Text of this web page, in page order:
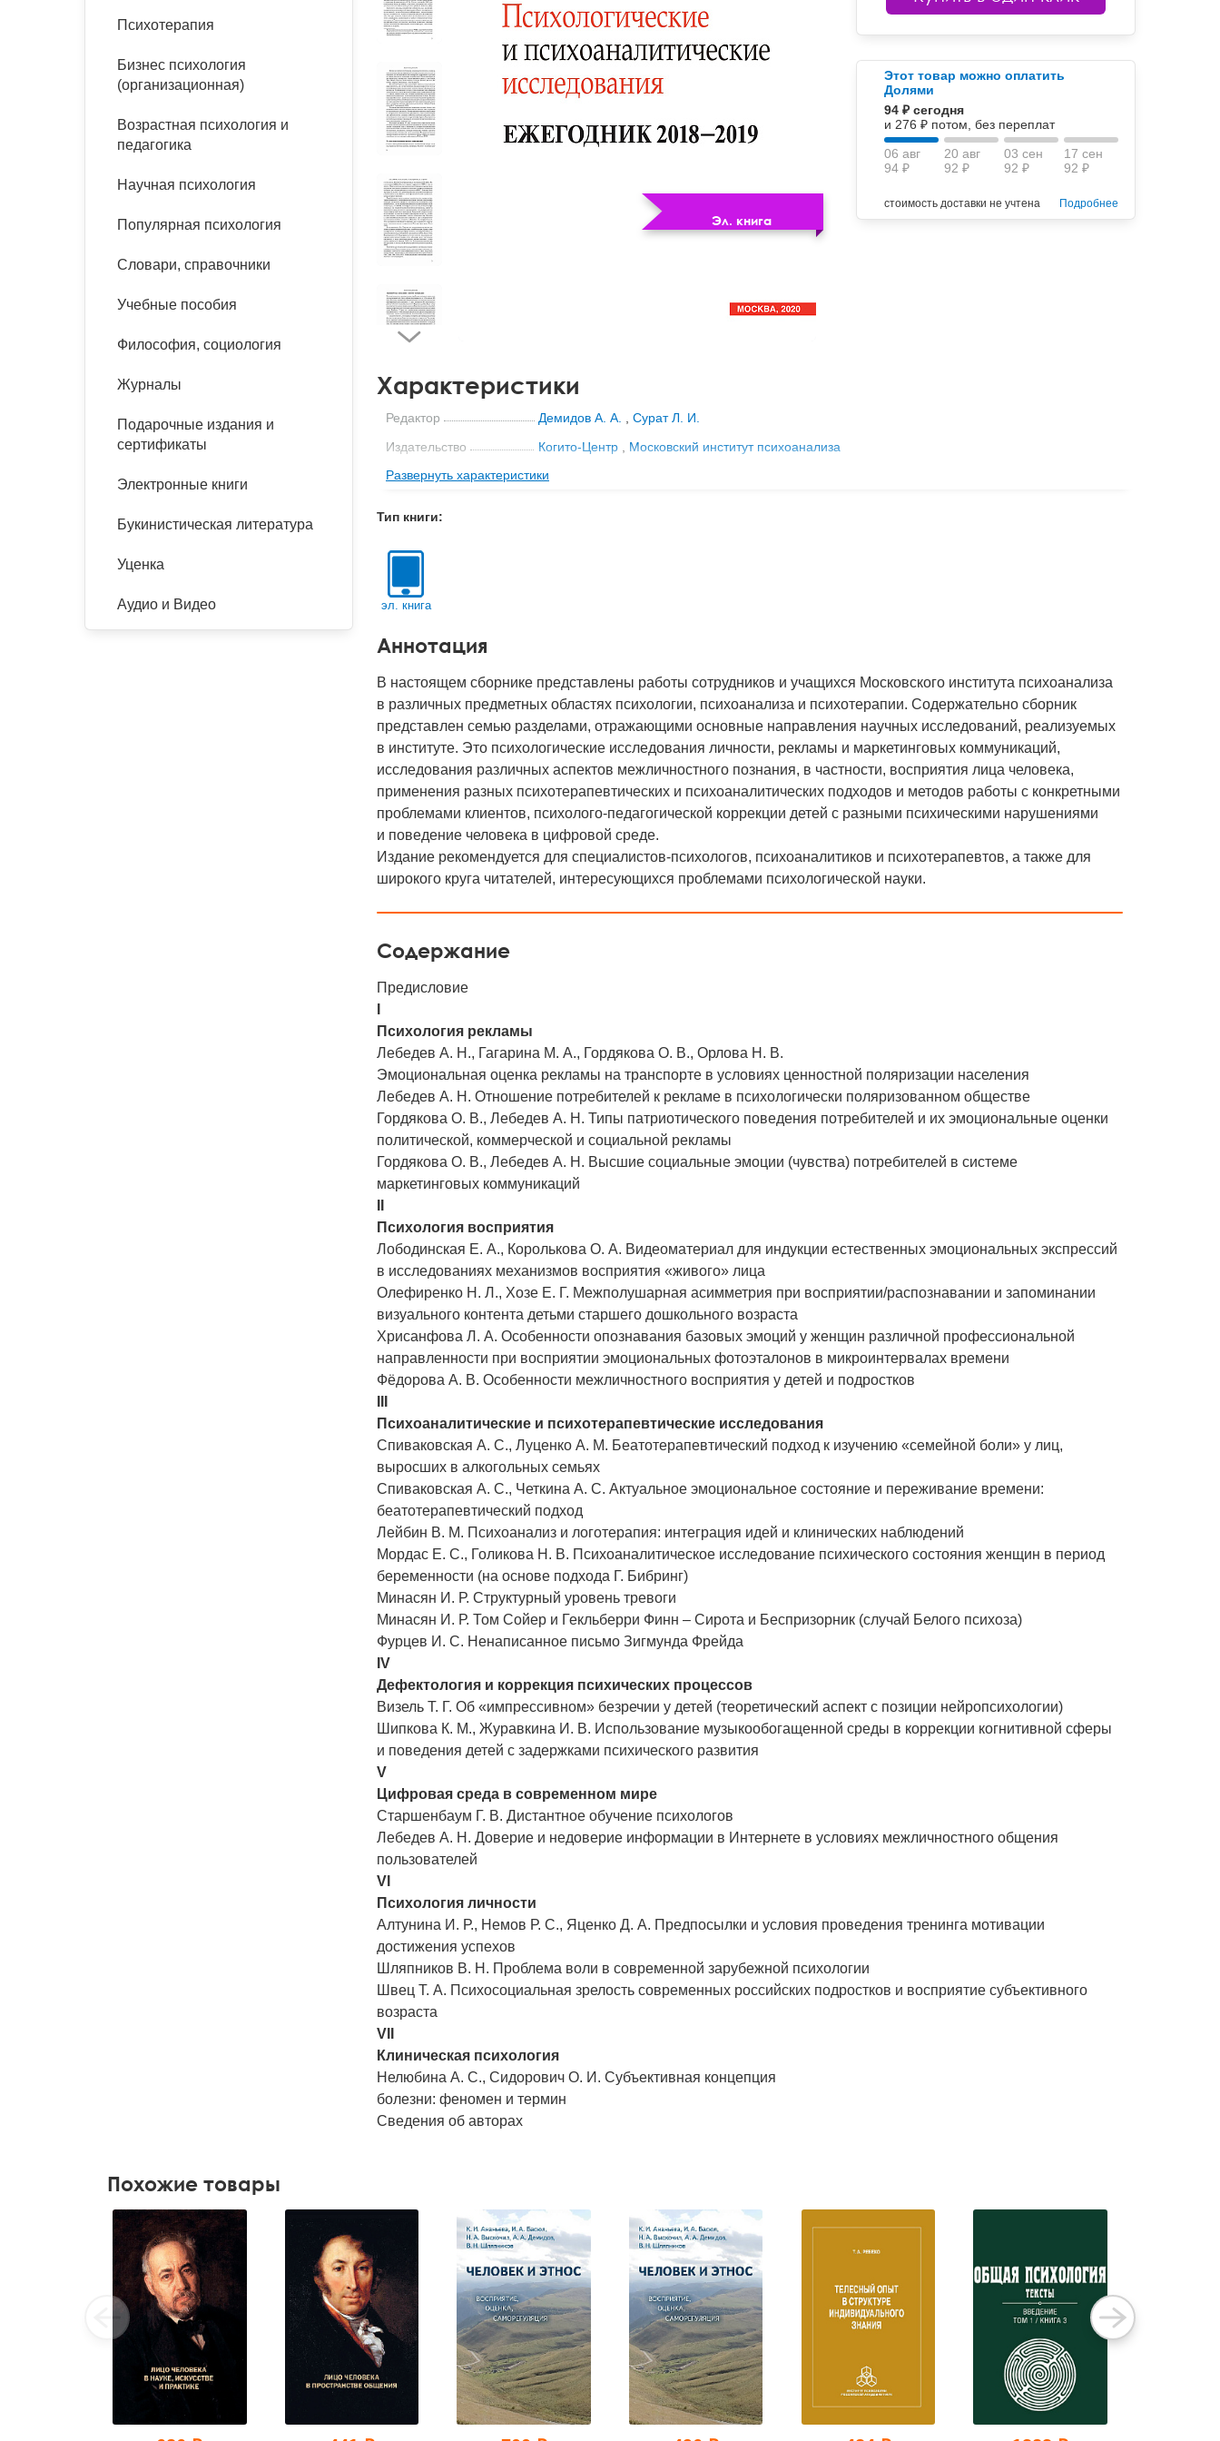
Расстройства пищевого
Тревожные расстройства,
Песочная терапия
Психодрама
Сказкотерапия
Другие направления
психотерапии
Классический, эриксоновский
Психология труда и
Психофизиология
Социальная психология
Социальная и
Учебная литература
Классический и юнгианский
Эл. книга
Этот товар можно оплатить
Долями
94 ₽ сегодня
и 276 ₽ потом, без переплат
06 авг
94 ₽
20 авг
92 ₽
03 сен
92 ₽
17 сен
92 ₽
стоимость доставки не учтена Подробнее
Характеристики
Редактор Демидов А. А. ,Сурат Л. И.
Издательство
Когито-Центр
Московский институт психоанализа
Кол-во стр
321
Развернуть характеристики
Тип книги:
эл. книга
Аннотация
В настоящем сборнике представлены работы сотрудников и учащихся Московского института психоанализа
в различных предметных областях психологии, психоанализа и психотерапии. Содержательно сборник
представлен семью разделами, отражающими основные направления научных исследований, реализуемых
в институте. Это психологические исследования личности, рекламы и маркетинговых коммуникаций,
исследования различных аспектов межличностного познания, в частности, восприятия лица человека,
применения разных психотерапевтических и психоаналитических подходов и методов работы с конкретными
проблемами клиентов, психолого-педагогической коррекции детей с разными психическими нарушениями
и поведение человека в цифровой среде.
Издание рекомендуется для специалистов-психологов, психоаналитиков и психотерапевтов, а также для
широкого круга читателей, интересующихся проблемами психологической науки.
Содержание
Предисловие
Психология рекламы
Лебедев А. Н., Гагарина М. А., Гордякова О. В., Орлова Н. В.
Эмоциональная оценка рекламы на транспорте в условиях ценностной поляризации населения
Лебедев А. Н. Отношение потребителей к рекламе в психологически поляризованном обществе
Гордякова О. В., Лебедев А. Н. Типы патриотического поведения потребителей и их эмоциональные оценки
политической, коммерческой и социальной рекламы
Гордякова О. В., Лебедев А. Н. Высшие социальные эмоции (чувства) потребителей в системе
маркетинговых коммуникаций
Психология восприятия
Лободинская Е. А., Королькова О. А. Видеоматериал для индукции естественных эмоциональных экспрессий
в исследованиях механизмов восприятия «живого» лица
Олефиренко Н. Л., Хозе Е. Г. Межполушарная асимметрия при восприятии/распознавании и запоминании
визуального контента детьми старшего дошкольного возраста
Хрисанфова Л. А. Особенности опознавания базовых эмоций у женщин различной профессиональной
направленности при восприятии эмоциональных фотоэталонов в микроинтервалах времени
Фёдорова А. В. Особенности межличностного восприятия у детей и подростков
Психоаналитические и психотерапевтические исследования
Спиваковская А. С., Луценко А. М. Беатотерапевтический подход к изучению «семейной боли» у лиц,
выросших в алкогольных семьях
Спиваковская А. С., Четкина А. С. Актуальное эмоциональное состояние и переживание времени:
беатотерапевтический подход
Лейбин В. М. Психоанализ и логотерапия: интеграция идей и клинических наблюдений
Мордас Е. С., Голикова Н. В. Психоаналитическое исследование психического состояния женщин в период
беременности (на основе подхода Г. Бибринг)
Минасян И. Р. Структурный уровень тревоги
Минасян И. Р. Том Сойер и Гекльберри Финн – Сирота и Беспризорник (случай Белого психоза)
Фурцев И. С. Ненаписанное письмо Зигмунда Фрейда
IV
Дефектология и коррекция психических процессов
Визель Т. Г. Об «импрессивном» безречии у детей (теоретический аспект с позиции нейропсихологии)
Шипкова К. М., Журавкина И. В. Использование музыкообогащенной среды в коррекции когнитивной сферы
и поведения детей с задержками психического развития
V
Цифровая среда в современном мире
Старшенбаум Г. В. Дистантное обучение психологов
Лебедев А. Н. Доверие и недоверие информации в Интернете в условиях межличностного общения
пользователей
VI
Психология личности
Алтунина И. Р., Немов Р. С., Яценко Д. А. Предпосылки и условия проведения тренинга мотивации
достижения успехов
Шляпников В. Н. Проблема воли в современной зарубежной психологии
Швец Т. А. Психосоциальная зрелость современных российских подростков и восприятие субъективного
возраста
VII
Клиническая психология
Нелюбина А. С., Сидорович О. И. Субъективная концепция
болезни: феномен и термин
Сведения об авторах
Психотерапия
Бизнес психология
(организационная)
Возрастная психология и
педагогика
Научная психология
Популярная психология
Словари, справочники
Учебные пособия
Философия, социология
Журналы
Подарочные издания и
сертификаты
Электронные книги
Букинистическая литература
Уценка
Аудио и Видео
Похожие товары